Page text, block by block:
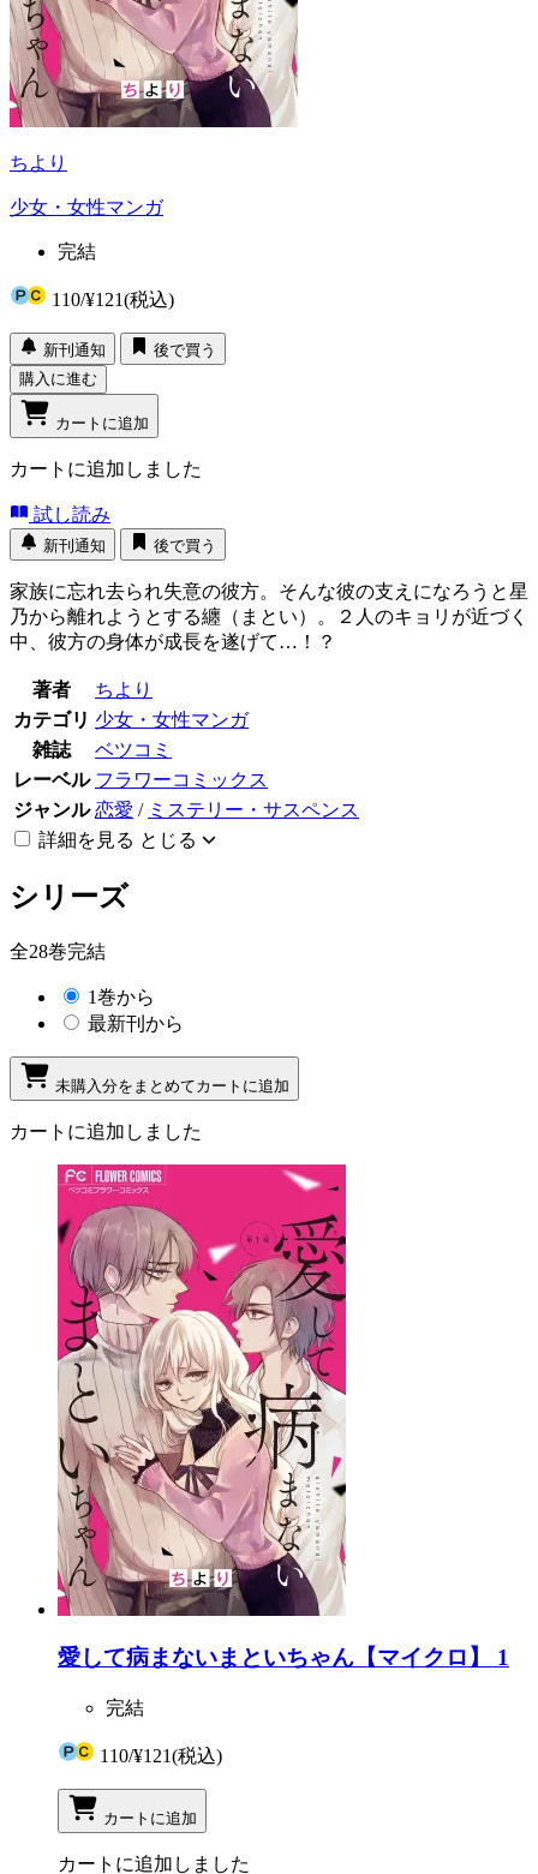
ちより
少女・女性マンガ
完結
110/¥121(税込)
新刊通知
後で買う
購入に進む
カートに追加
カートに追加しました
試し読み
新刊通知 後で買う
家族に忘れ去られ失意の彼方。そんな彼の支えになろうと星
乃から離れようとする纏（まとい）。２人のキョリが近づく
中、彼方の身体が成長を遂げて…！？
著者
ちより
カテゴリ 少女・女性マンガ
雑誌
ベツコミ
レーベル フラワーコミックス
ジャンル 恋愛 / ミステリー・サスペンス
詳細を見る とじる
シリーズ
全28巻完結
1巻から
最新刊から
未購入分をまとめてカートに追加
カートに追加しました
愛して病まないまといちゃん【マイクロ】 1
完結
110/¥121(税込)
カートに追加
カートに追加しました